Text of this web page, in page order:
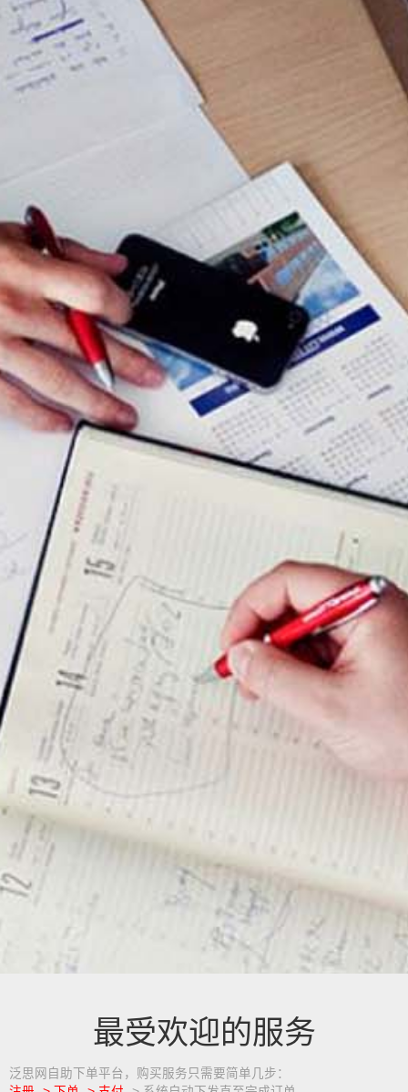
最受欢迎的服务
泛思网自助下单平台，购买服务只需要简单几步：